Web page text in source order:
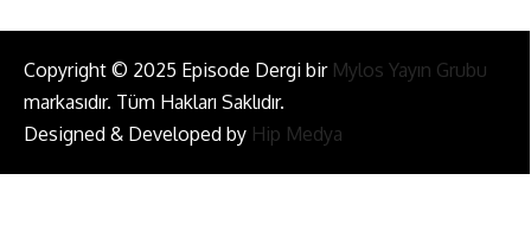
Copyright © 2025 Episode Dergi bir Mylos Yayın Grubu
markasıdır. Tüm Hakları Saklıdır.
Designed & Developed by Hip Medya